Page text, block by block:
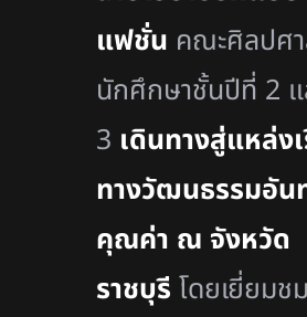
แฟชั่น คณะศิลปศ
นักศึกษาชั้นปีที่ 2 แ
3 เดินทางสู่แหล่ง
ทางวัฒนธรรมอัน
คุณค่า ณ จังหวัด
ราชบุรี โดยเยี่ยมช